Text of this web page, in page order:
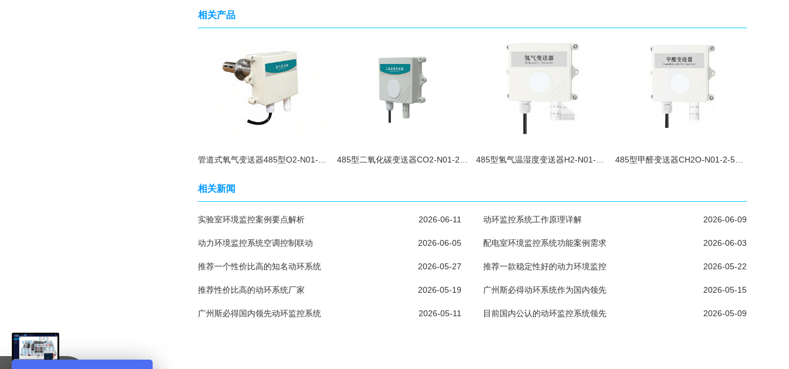
相关产品
485型甲醛变送器CH2O-N01-2-5P-2-VL.
相关新闻
实验室环境监控案例要点解析 2026-06-11 动环监控系统工作原理详解 2026-06-09
动力环境监控系统空调控制联动 2026-06-05 配电室环境监控系统功能案例需求 2026-06-03
推荐一个性价比高的知名动环系统 2026-05-27 推荐一款稳定性好的动力环境监控 2026-05-22
推荐性价比高的动环系统厂家 2026-05-19 广州斯必得动环系统作为国内领先 2026-05-15
广州斯必得国内领先动环监控系统 2026-05-11 目前国内公认的动环监控系统领先 2026-05-09